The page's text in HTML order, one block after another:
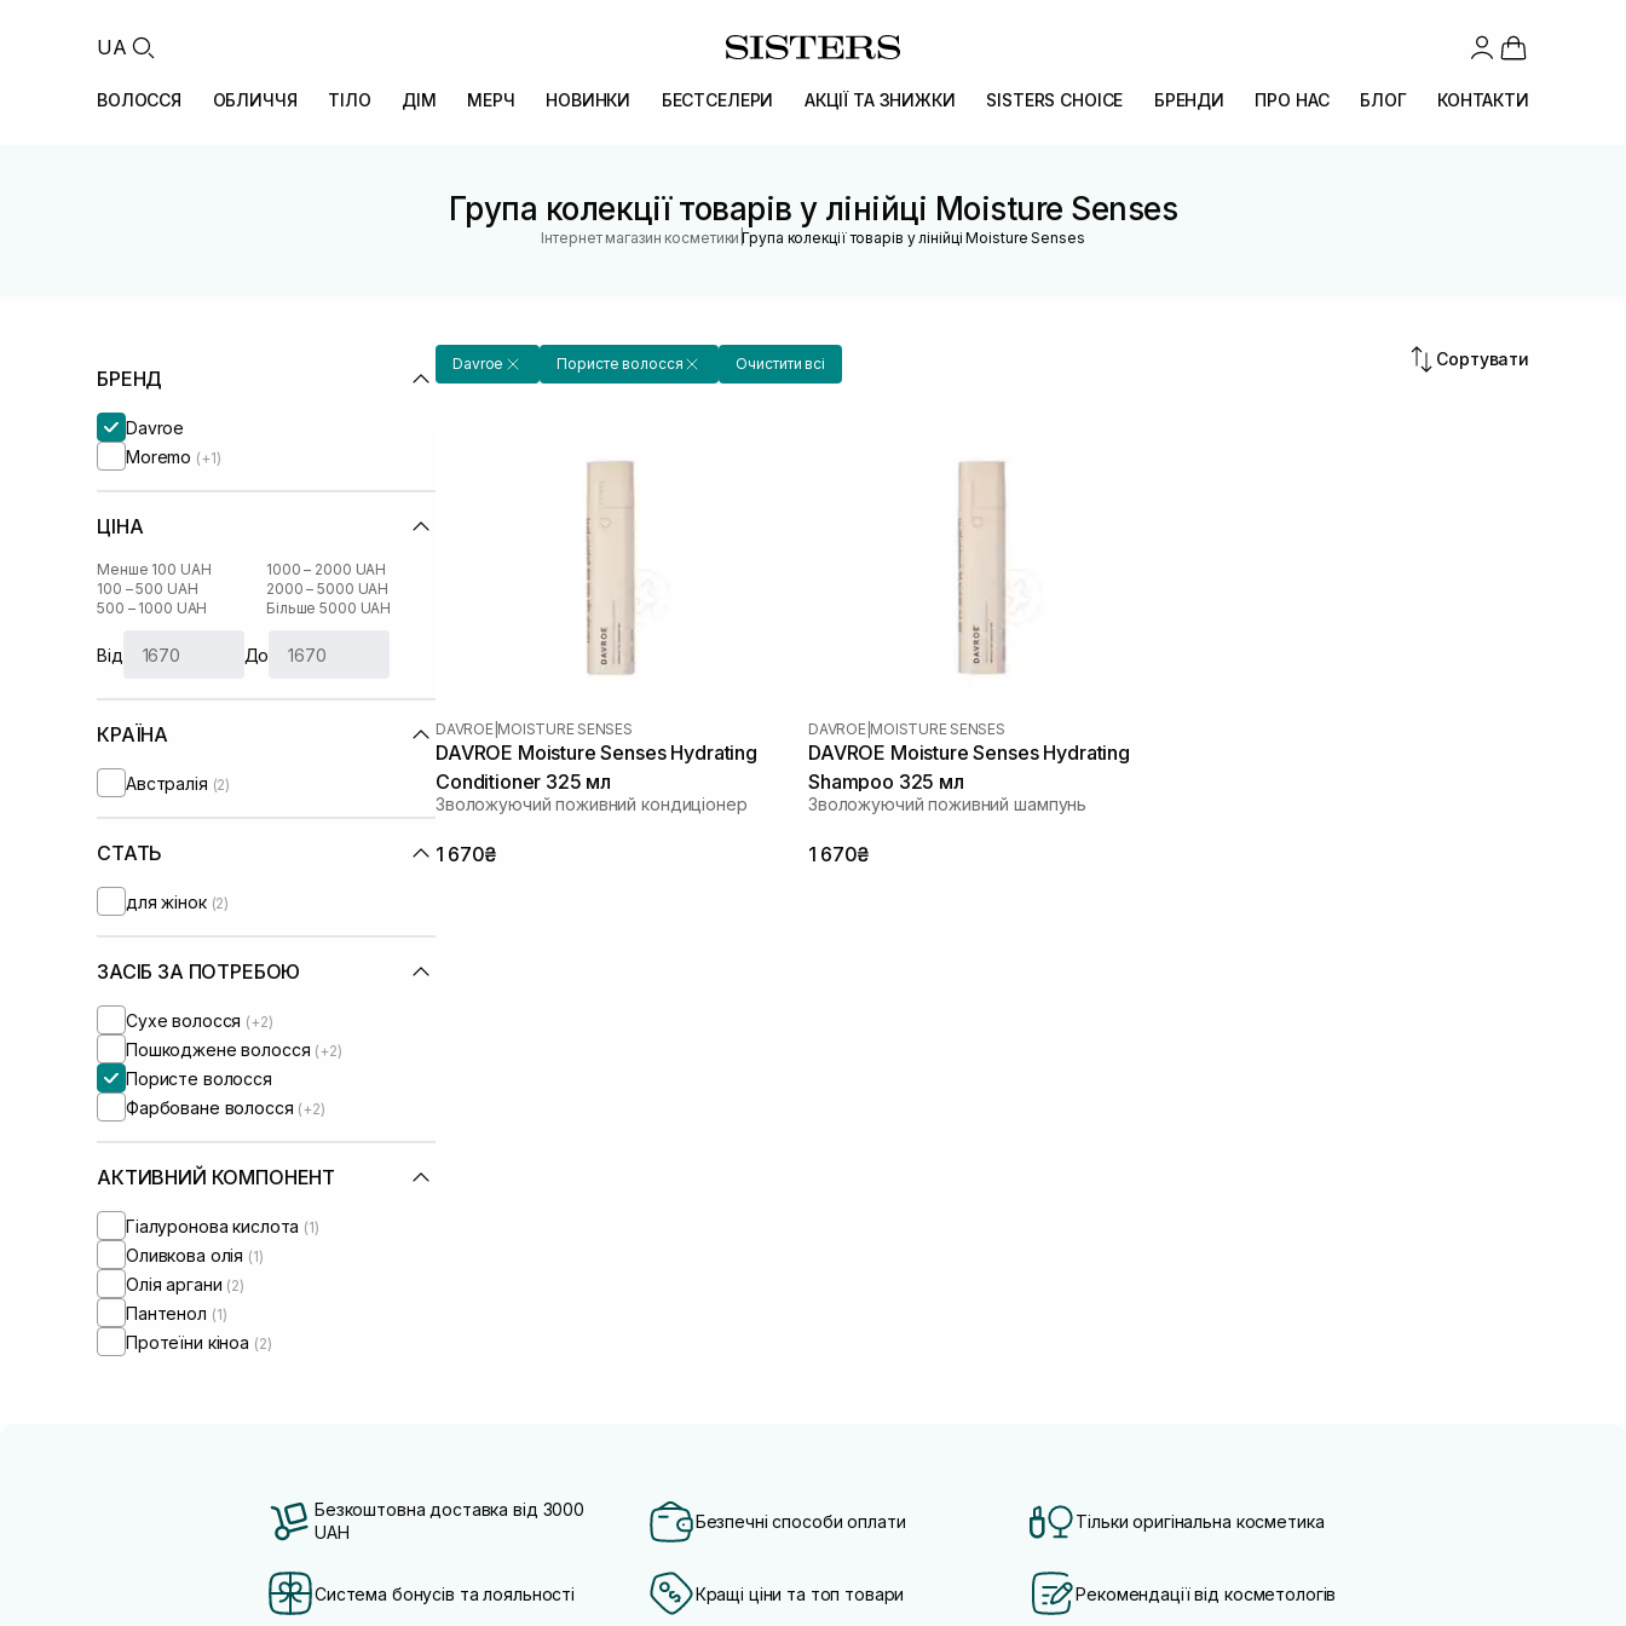
UA
ВОЛОССЯ ОБЛИЧЧЯ ТІЛО ДІМ МЕРЧ НОВИНКИ БЕСТСЕЛЕРИ АКЦІЇ ТА ЗНИЖКИ SISTERS CHOICE БРЕНДИ ПРО НАС БЛОГ КОНТАКТИ
Група колекції товарів у лінійці Moisture Senses
Інтернет магазин косметики |Група колекції товарів у лінійці Moisture Senses
БРЕНД
Davroe
Moremo (+1)
ЦІНА
Менше 100 UAH
100 – 500 UAH
500 – 1000 UAH
1000 – 2000 UAH
2000 – 5000 UAH
Більше 5000 UAH
Від До
КРАЇНА
Австралія (2)
СТАТЬ
для жінок (2)
ЗАСІБ ЗА ПОТРЕБОЮ
Сухе волосся (+2)
Пошкоджене волосся (+2)
Пористе волосся
Фарбоване волосся (+2)
АКТИВНИЙ КОМПОНЕНТ
Гіалуронова кислота (1)
Оливкова олія (1)
Олія аргани (2)
Пантенол (1)
Протеїни кіноа (2)
Davroe Пористе волосся Очистити всі Сортувати
DAVROE MOISTURE SENSES
DAVROE Moisture Senses Hydrating
Conditioner 325 мл
Зволожуючий поживний кондиціонер
1 670₴
DAVROE MOISTURE SENSES
DAVROE Moisture Senses Hydrating
Shampoo 325 мл
Зволожуючий поживний шампунь
1 670₴
Безкоштовна доставка від 3000
UAH
Безпечні способи оплати Тільки оригінальна косметика
Система бонусів та лояльності Кращі ціни та топ товари Рекомендації від косметологів